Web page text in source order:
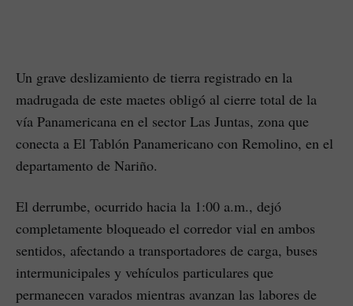
Un grave deslizamiento de tierra registrado en la
madrugada de este maetes obligó al cierre total de la
vía Panamericana en el sector Las Juntas, zona que
conecta a El Tablón Panamericano con Remolino, en el
departamento de Nariño.
El derrumbe, ocurrido hacia la 1:00 a.m., dejó
completamente bloqueado el corredor vial en ambos
sentidos, afectando a transportadores de carga, buses
intermunicipales y vehículos particulares que
permanecen varados mientras avanzan las labores de